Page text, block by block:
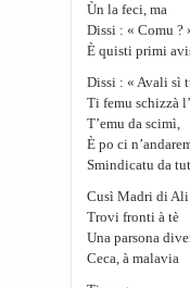
Ùn la feci, ma
Dissi : « Comu ?
È quisti primi
Dissi : « Avali sì
Ti femu schizzà
T’emu da scimì,
È po ci
Smindicatu da
Cusì Madri di Ali
Trovi fronti à tè
Una parsona
Ceca, à malavia